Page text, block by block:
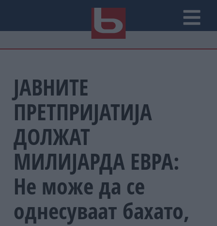
ЈАВНИТЕ
ПРЕТПРИЈАТИЈА
ДОЛЖАТ
МИЛИЈАРДА ЕВРА:
Не може да се
однесуваат бахато,